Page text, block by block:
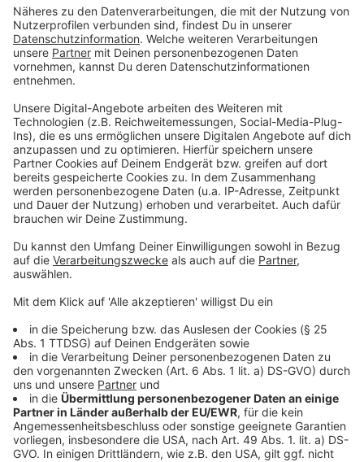
Anzeige
Balkonkraftwerke: Vereinfachungen seitens
der Bundesregierung
Anzeige
Dass der Boom so enorm ist, liegt auch am Vorgehen
der Bundesregierung. Die hat einiges einfacher
gemacht.
Seit dem 1. April beispielsweise dasAnmelden
eines dieser kleinen Kraftwerke
20 Fragen, die beantwortet werden mussten, sind
es nun nur noch fünf.
Kleine Solaranlagen können nun nicht nur auf
Balkonen, sondern auch auf Garagendächern
angebracht werden.
Außerdem dürfen die Anlagen nun auch eine
Leistung von 800 Voltampere haben.
Im Mietrecht wurde zudem geändert, dass
Vermieter ein Balkonkraftwerk nicht mehr so